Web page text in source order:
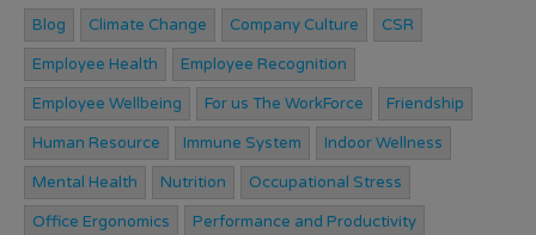
Blog Climate Change Company Culture CSR
Employee Health Employee Recognition
Employee Wellbeing For us The WorkForce Friendship
Human Resource Immune System Indoor Wellness
Mental Health Nutrition Occupational Stress
Office Ergonomics Performance and Productivity